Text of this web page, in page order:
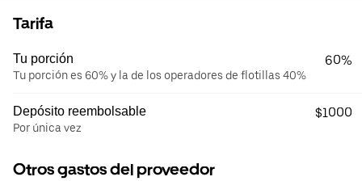
Tarifa
Tu porción
Tu porción es 60% y la de los operadores de flotillas 40%
60%
Depósito reembolsable
Por única vez
$1000
Otros gastos del proveedor